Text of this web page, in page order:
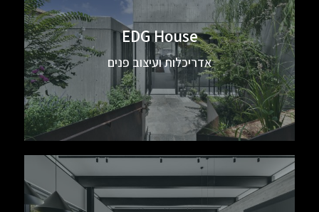
EDG House
אדריכלות ועיצוב פנים